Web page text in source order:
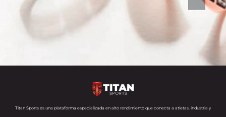
Titan Sports es una plataforma especializada en alto rendimiento que conecta a atletas, industria y